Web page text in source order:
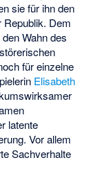
sie für ihn den
Republik. Dem
Wahn des
für einzelne
Elisabeth
latente
Vor allem
Sachverhalte